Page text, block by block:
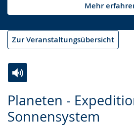
Mehr
Zur Veranstaltungsübersicht
Planeten -
Sonnensystem
Leichten
Sprache
Audio-
Unterstützung.
Video
in